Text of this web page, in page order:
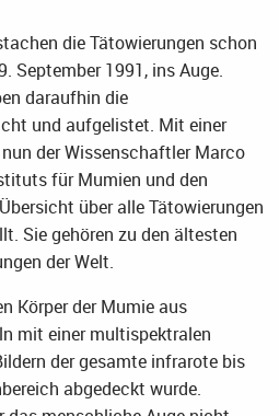
die Tätowierungen schon
September 1991, ins Auge.
daraufhin die
und aufgelistet. Mit einer
der Wissenschaftler Marco
für Mumien und den
über alle Tätowierungen
Sie gehören zu den ältesten
der Welt.
Körper der Mumie aus
mit einer multispektralen
der gesamte infrarote bis
abgedeckt wurde.